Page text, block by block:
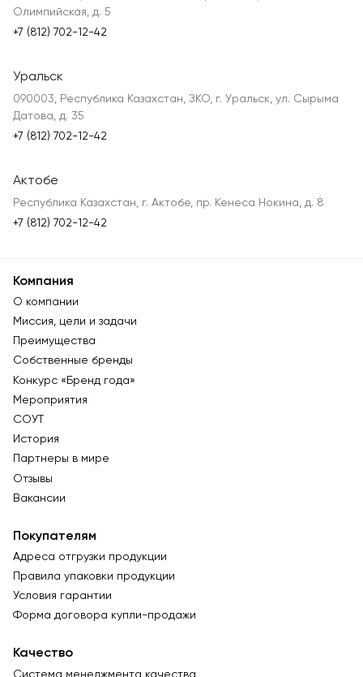
Олимпийская, д. 5
+7 (812) 702-12-42
Уральск
090003, Республика Казахстан, ЗКО, г. Уральск, ул. Сырыма
Датова, д. 35
+7 (812) 702-12-42
Актобе
Республика Казахстан, г. Актобе, пр. Кенеса Нокина, д. 8
+7 (812) 702-12-42
Компания
О компании
Миссия, цели и задачи
Преимущества
Собственные бренды
Конкурс «Бренд года»
Мероприятия
СОУТ
История
Партнеры в мире
Отзывы
Вакансии
Покупателям
Адреса отгрузки продукции
Правила упаковки продукции
Условия гарантии
Форма договора купли-продажи
Качество
Система менеджмента качества